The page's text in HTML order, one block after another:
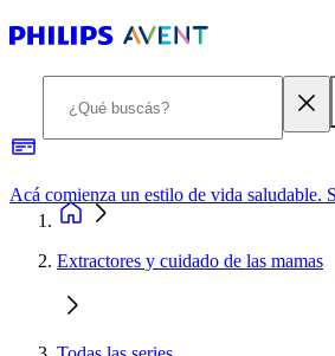
Extractores y cuidado de las mamas